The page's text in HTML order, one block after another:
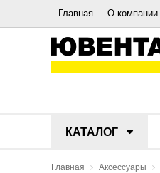
Главная О компании
КАТАЛОГ
Главная Аксессуары